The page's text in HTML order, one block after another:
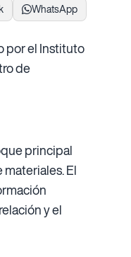
WhatsApp
por el Instituto
de
principal
El
y el